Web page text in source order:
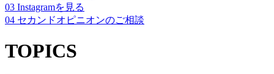
03 Instagramを見る
04 セカンドオピニオンのご相談
TOPICS